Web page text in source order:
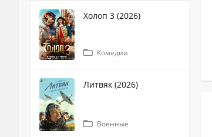
Холоп 3 (2026)
Комедии
Литвяк (2026)
Военные